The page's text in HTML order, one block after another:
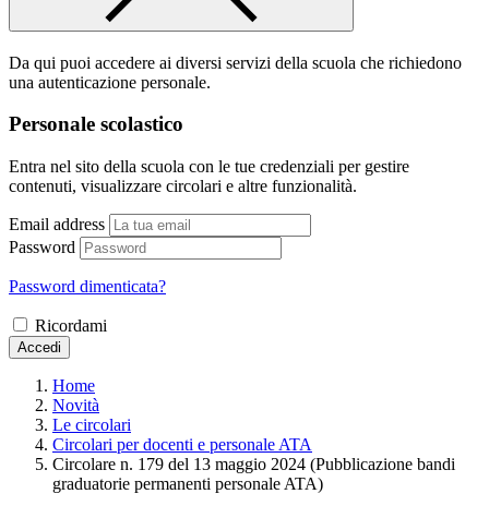
Da qui puoi accedere ai diversi servizi della scuola che richiedono
una autenticazione personale.
Personale scolastico
Entra nel sito della scuola con le tue credenziali per gestire
contenuti, visualizzare circolari e altre funzionalità.
Email address
Password
Password dimenticata?
Ricordami
Accedi
Home
Novità
Le circolari
Circolari per docenti e personale ATA
Circolare n. 179 del 13 maggio 2024 (Pubblicazione bandi
graduatorie permanenti personale ATA)